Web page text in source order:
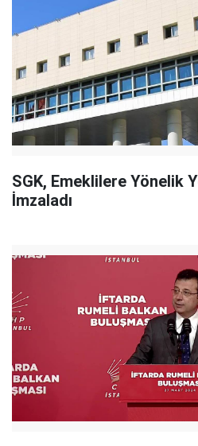
SGK, Emeklilere Yönelik
İmzaladı